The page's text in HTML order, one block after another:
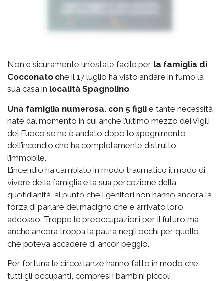
Non è sicuramente un’estate facile per la famiglia di
Cocconato che il 17 luglio ha visto andare in fumo la
sua casa in località Spagnolino.
Una famiglia numerosa, con 5 figli e tante necessità
nate dal momento in cui anche l’ultimo mezzo dei Vigili
del Fuoco se ne è andato dopo lo spegnimento
dell’incendio che ha completamente distrutto
l’immobile.
L’incendio ha cambiato in modo traumatico il modo di
vivere della famiglia e la sua percezione della
quotidianità, al punto che i genitori non hanno ancora la
forza di parlare del macigno che è arrivato loro
addosso. Troppe le preoccupazioni per il futuro ma
anche ancora troppa la paura negli occhi per quello
che poteva accadere di ancor peggio.
Per fortuna le circostanze hanno fatto in modo che
tutti gli occupanti, compresi i bambini piccoli,